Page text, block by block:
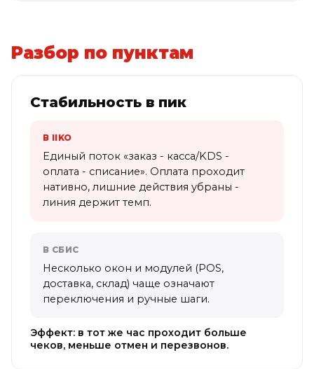
Разбор по пунктам
Стабильность в пик
В IIKO
Единый поток «заказ - касса/KDS -
оплата - списание». Оплата проходит
нативно, лишние действия убраны -
линия держит темп.
В СБИС
Несколько окон и модулей (POS,
доставка, склад) чаще означают
переключения и ручные шаги.
Эффект: в тот же час проходит больше
чеков, меньше отмен и перезвонов.